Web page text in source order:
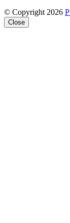
© Copyright 2026
Close